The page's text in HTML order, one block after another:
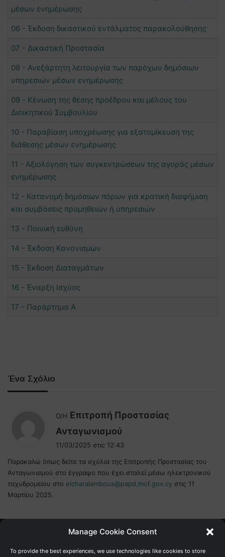
Manage Cookie Consent
To provide the best experiences, we use technologies like cookies to store
μέσων ενημέρωσης
06 - Έκδοση δικαστικού εντάλματος παρακολούθησης
07 - Δικαστική Προστασία
08 - Ανεξάρτητη λειτουργία των παρόχων δημόσιων
υπηρεσιών μέσων ενημέρωσης
09 - Κένωση της θέσης προέδρου και μέλους του
Διοικητικού Συμβουλίου
10 - Παραβίαση υποχρέωσης για εξατομίκευση της
διάθεσης μέσων ενημέρωσης
11 - Αξιολόγηση των συγκεντρώσεων της αγοράς μέσων
ενημέρωσης
12 - Κατανομή δημόσιων πόρων για κρατική διαφήμιση
και συμβάσεις προμηθειών ή υπηρεσιών
13 - Ποινική ευθύνη
14 - Έκδοση Κανονισμών
15 - Έκδοση Διαταγμάτων
16 - Έναρξη Ισχύος
17 - Παράρτημα Α
Ένα Σχόλιο
Ο/Η Επιτροπή Προστασίας
Ανταγωνισμού
:
11/03/2025 στις 12:43
Παρακαλώ όπως δείτε τα σχόλια της Επιτροπής Προστασίας του
Ανταγωνισμού στο έγγραφο που έχει σταλεί μέσω ηλεκτρονικού
ταχυδρομείου στο elcharalambous@papd.mof.gov.cy στις 11
Μαρτίου 2025.
Γενική Διεύθυνση Ανάπτυξης